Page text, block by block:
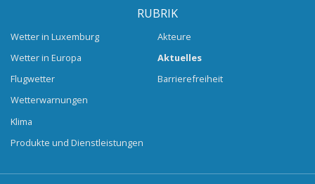
RUBRIK
Wetter in Luxemburg
Wetter in Europa
Flugwetter
Wetterwarnungen
Klima
Produkte und Dienstleistungen
Akteure
Aktuelles
Barrierefreiheit